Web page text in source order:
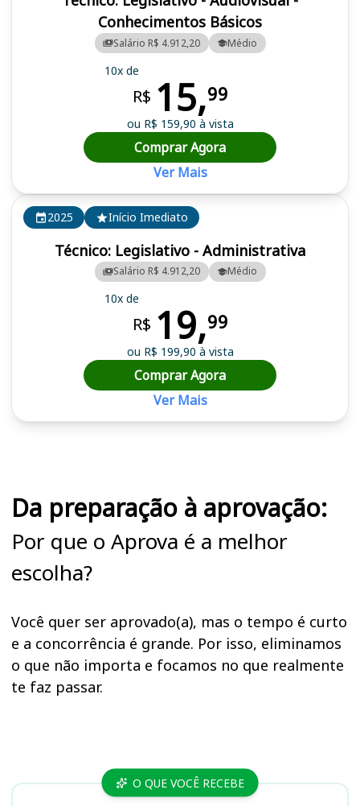
2025 Início Imediato
Técnico: Legislativo - Administrativa
Salário R$ 4.912,20 Médio
10x de
R$ 19,99
ou R$ 199,90 à vista
Comprar Agora
Ver Mais
Conhecimentos Básicos
Salário R$ 4.912,20 Médio
10x de
R$ 15,99
ou R$ 159,90 à vista
Comprar Agora
Ver Mais
Da preparação à aprovação:
Por que o Aprova é a melhor
escolha?
Você quer ser aprovado(a), mas o tempo é curto
e a concorrência é grande. Por isso, eliminamos
o que não importa e focamos no que realmente
te faz passar.
Cursos AL MS, ALEMS
O QUE VOCÊ RECEBE